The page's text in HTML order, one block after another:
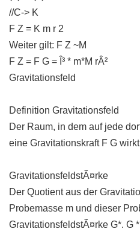
//C-> K
F Z = K m r 2
Weiter gilt: F Z ~M
F Z = F G = Î³ * m*M rÂ²
Gravitationsfeld
Definition Gravitationsfeld
Der Raum, in dem auf jede
eine Gravitationskraft F G
GravitationsfeldstÃ¤rke
Der Quotient aus der
Probemasse m und dieser
GravitationsfeldstÃ¤rke G*. G